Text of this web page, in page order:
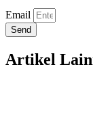
Email
Send
Artikel